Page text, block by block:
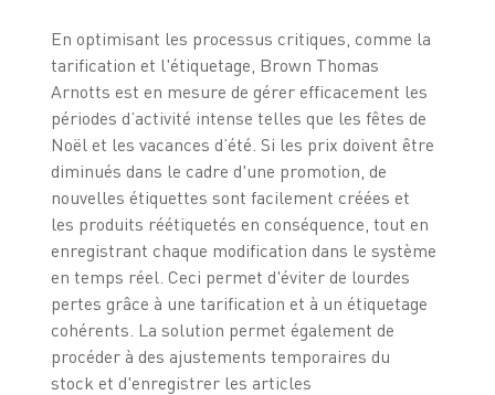
En optimisant les processus critiques, comme la
tarification et l'étiquetage, Brown Thomas
Arnotts est en mesure de gérer efficacement les
périodes d’activité intense telles que les fêtes de
Noël et les vacances d’été. Si les prix doivent être
diminués dans le cadre d'une promotion, de
nouvelles étiquettes sont facilement créées et
les produits réétiquetés en conséquence, tout en
enregistrant chaque modification dans le système
en temps réel. Ceci permet d'éviter de lourdes
pertes grâce à une tarification et à un étiquetage
cohérents. La solution permet également de
procéder à des ajustements temporaires du
stock et d'enregistrer les articles